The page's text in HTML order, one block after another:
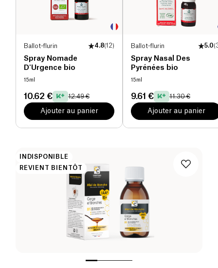
Ballot-flurin 4.8(12)
Spray Nomade
D'Urgence bio
15ml
10.62 € 12.49 €
Ajouter au panier
Ballot-flurin 5.0(
Spray Nasal Des
Pyrénées bio
15ml
9.61 € 11.30 €
Ajouter au panier
INDISPONIBLE
REVIENT BIENTÔT